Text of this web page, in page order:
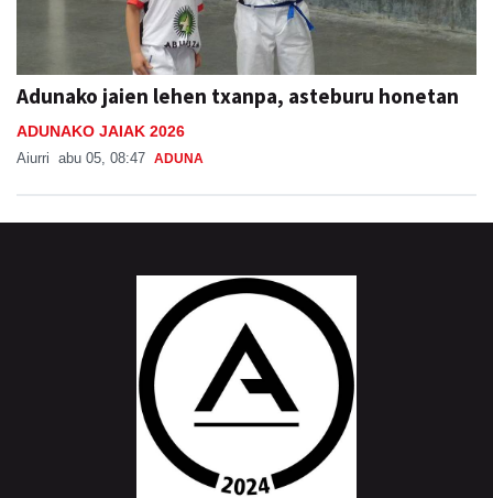
Adunako jaien lehen txanpa, asteburu honetan
ADUNAKO JAIAK 2026
Aiurri abu 05, 08:47 ADUNA